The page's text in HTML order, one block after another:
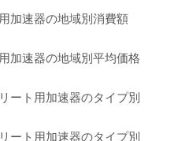
加速器の地域別消費額
加速器の地域別平均価格
ート用加速器のタイプ別
ート用加速器のタイプ別